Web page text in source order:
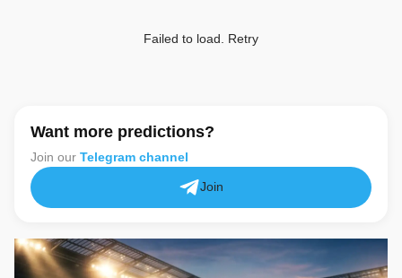
Failed to load. Retry
Want more predictions?
Join our Telegram channel
Join